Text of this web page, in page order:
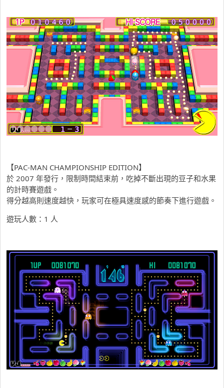
【PAC-MAN CHAMPIONSHIP EDITION】
於 2007 年發行，限制時間結束前，吃掉不斷出現的豆子和水果
的計時賽遊戲。
得分越高則速度越快，玩家可在極具速度感的節奏下進行遊戲。
遊玩人數：1 人